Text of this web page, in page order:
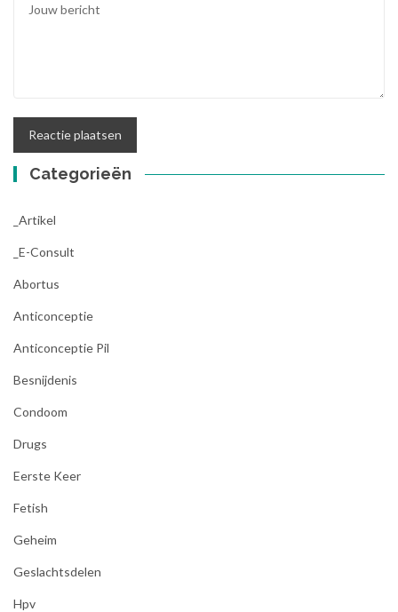
Categorieën
_Artikel
_E-Consult
Abortus
Anticonceptie
Anticonceptie Pil
Besnijdenis
Condoom
Drugs
Eerste Keer
Fetish
Geheim
Geslachtsdelen
Hpv